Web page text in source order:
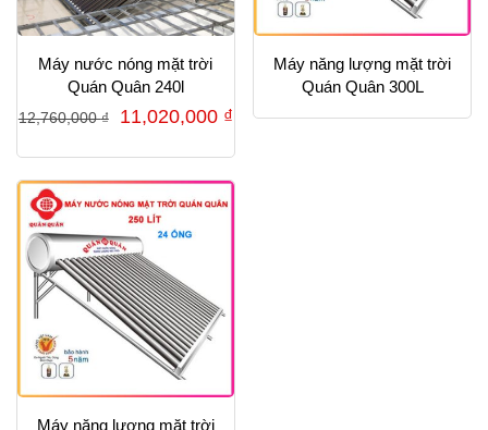
Máy nước nóng mặt trời
Quán Quân 240l
12,760,000₫
Giá
là:
12,760,000 ₫.
11,020,000 ₫Giá
tại
Máy năng lượng mặt trời
Quán Quân 300L
Máy năng lượng mặt trời